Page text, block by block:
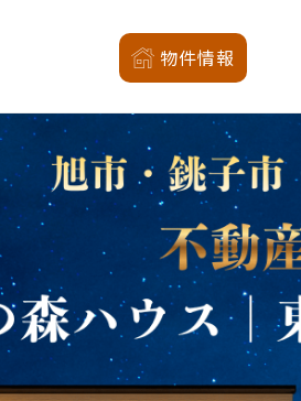
物件情報